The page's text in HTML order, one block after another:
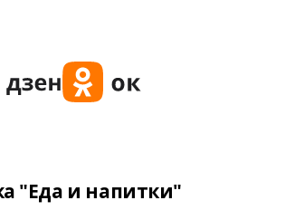
"Еда и напитки"